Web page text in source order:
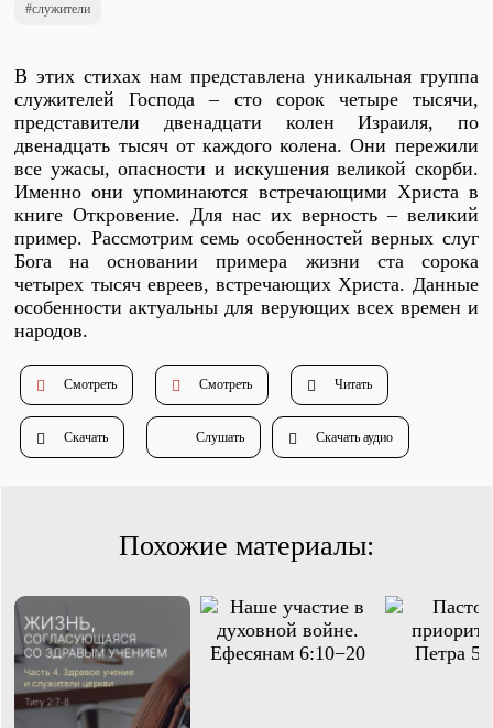
Тематические проповеди
Библейская школа.
Богословие
Служение «Слово Истины»
Служение «Слово Истины»
служители
В этих стихах нам представлена уникальная группа
служителей Господа – сто сорок четыре тысячи,
представители двенадцати колен Израиля, по
двенадцать тысяч от каждого колена. Они пережили
все ужасы, опасности и искушения великой скорби.
Именно они упоминаются встречающими Христа в
книге Откровение. Для нас их верность – великий
пример. Рассмотрим семь особенностей верных слуг
Бога на основании примера жизни ста сорока
четырех тысяч евреев, встречающих Христа. Данные
особенности актуальны для верующих всех времен и
народов.
Смотреть Смотреть Читать
Скачать Слушать Скачать аудио
Похожие материалы: